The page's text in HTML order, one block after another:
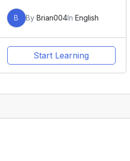
B By Brian004In English
Start Learning